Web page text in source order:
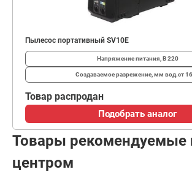
Пылесос портативный SV10E
Напряжение питания, В220
Создаваемое разрежение, мм вод.ст
Товар распродан
Подобрать аналог
Товары
центром